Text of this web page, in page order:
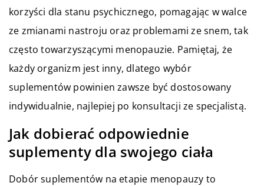
korzyści dla stanu psychicznego, pomagając w walce
ze zmianami nastroju oraz problemami ze snem, tak
często towarzyszącymi menopauzie. Pamiętaj, że
każdy organizm jest inny, dlatego wybór
suplementów powinien zawsze być dostosowany
indywidualnie, najlepiej po konsultacji ze specjalistą.
Jak dobierać odpowiednie
suplementy dla swojego ciała
Dobór suplementów na etapie menopauzy to